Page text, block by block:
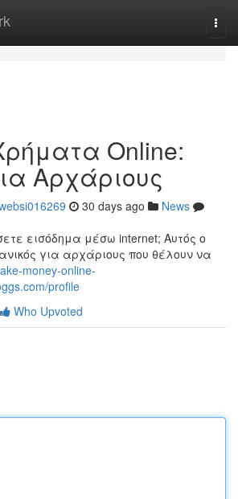
Online:
Αρχάριους
30 days ago
News
εισόδημα μέσω internet; Αυτός ο
για αρχάριους που θέλουν να
money-online-
profile
Who Upvoted